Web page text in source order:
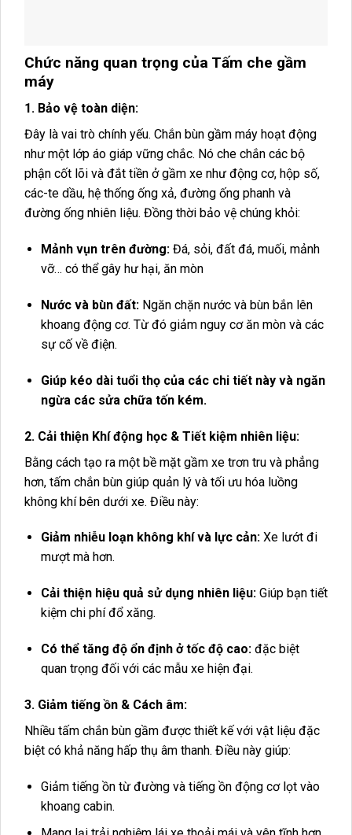
Chức năng quan trọng của Tấm che gầm
máy
1. Bảo vệ toàn diện:
Đây là vai trò chính yếu. Chắn bùn gầm máy hoạt động
như một lớp áo giáp vững chắc. Nó che chắn các bộ
phận cốt lõi và đắt tiền ở gầm xe như động cơ, hộp số,
các-te dầu, hệ thống ống xả, đường ống phanh và
đường ống nhiên liệu. Đồng thời bảo vệ chúng khỏi:
Mảnh vụn trên đường: Đá, sỏi, đất đá, muối, mảnh
vỡ… có thể gây hư hại, ăn mòn
Nước và bùn đất: Ngăn chặn nước và bùn bắn lên
khoang động cơ. Từ đó giảm nguy cơ ăn mòn và các
sự cố về điện.
Giúp kéo dài tuổi thọ của các chi tiết này và ngăn
ngừa các sửa chữa tốn kém.
2. Cải thiện Khí động học & Tiết kiệm nhiên liệu:
Bằng cách tạo ra một bề mặt gầm xe trơn tru và phẳng
hơn, tấm chắn bùn giúp quản lý và tối ưu hóa luồng
không khí bên dưới xe. Điều này:
Giảm nhiễu loạn không khí và lực cản: Xe lướt đi
mượt mà hơn.
Cải thiện hiệu quả sử dụng nhiên liệu: Giúp bạn tiết
kiệm chi phí đổ xăng.
Có thể tăng độ ổn định ở tốc độ cao: đặc biệt
quan trọng đối với các mẫu xe hiện đại.
3. Giảm tiếng ồn & Cách âm:
Nhiều tấm chắn bùn gầm được thiết kế với vật liệu đặc
biệt có khả năng hấp thụ âm thanh. Điều này giúp:
Giảm tiếng ồn từ đường và tiếng ồn động cơ lọt vào
khoang cabin.